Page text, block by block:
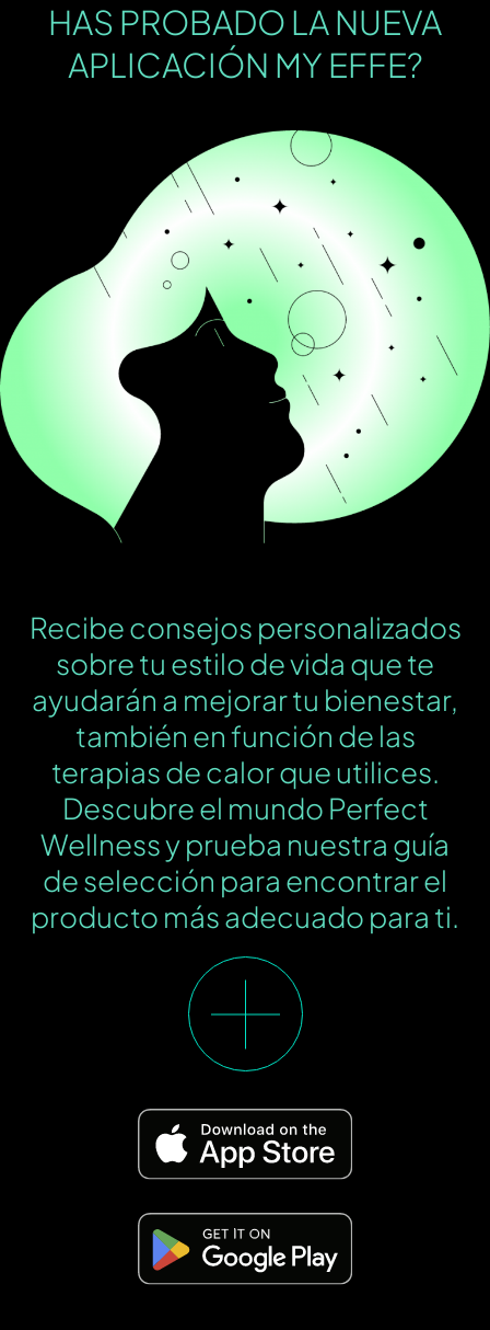
HAS PROBADO LA NUEVA
APLICACIÓN MY EFFE?
Recibe consejos personalizados
sobre tu estilo de vida que te
ayudarán a mejorar tu bienestar,
también en función de las
terapias de calor que utilices.
Descubre el mundo Perfect
Wellness y prueba nuestra guía
de selección para encontrar el
producto más adecuado para ti.